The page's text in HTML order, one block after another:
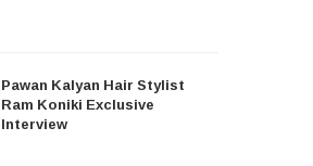
Pawan Kalyan Hair Stylist
Ram Koniki Exclusive
Interview